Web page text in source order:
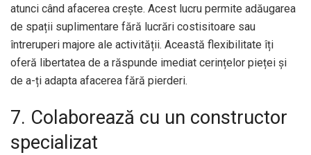
atunci când afacerea crește. Acest lucru permite adăugarea
de spații suplimentare fără lucrări costisitoare sau
întreruperi majore ale activității. Această flexibilitate îți
oferă libertatea de a răspunde imediat cerințelor pieței și
de a-ți adapta afacerea fără pierderi.
7. Colaborează cu un constructor
specializat